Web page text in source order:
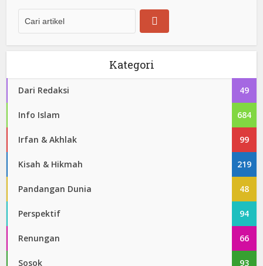
Kategori
Dari Redaksi 49
Info Islam 684
Irfan & Akhlak 99
Kisah & Hikmah 219
Pandangan Dunia 48
Perspektif 94
Renungan 66
Sosok 93